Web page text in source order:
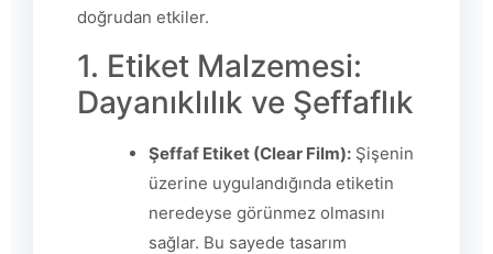
doğrudan etkiler.
1. Etiket Malzemesi:
Dayanıklılık ve Şeffaflık
Şeffaf Etiket (Clear Film): Şişenin
üzerine uygulandığında etiketin
neredeyse görünmez olmasını
sağlar. Bu sayede tasarım